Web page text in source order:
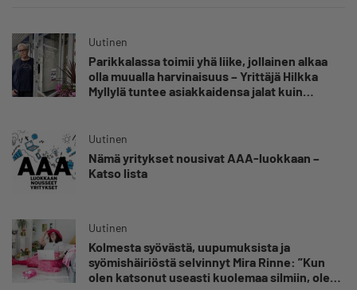
Uutinen
Parikkalassa toimii yhä liike, jollainen alkaa
olla muualla harvinaisuus – Yrittäjä Hilkka
Myllylä tuntee asiakkaidensa jalat kuin
Uutinen
Nämä yritykset nousivat AAA-luokkaan –
Katso lista
Uutinen
Kolmesta syövästä, uupumuksista ja
syömishäiriöstä selvinnyt Mira Rinne: ”Kun
olen katsonut useasti kuolemaa silmiin, olen